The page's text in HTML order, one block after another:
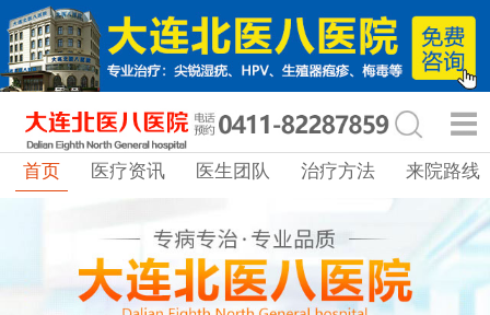
首页 医疗资讯 医生团队 治疗方法 来院路线